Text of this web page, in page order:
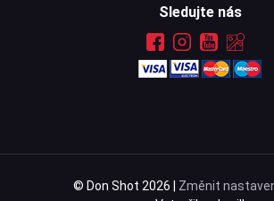
Sledujte nás
© Don Shot 2026 | Změnit